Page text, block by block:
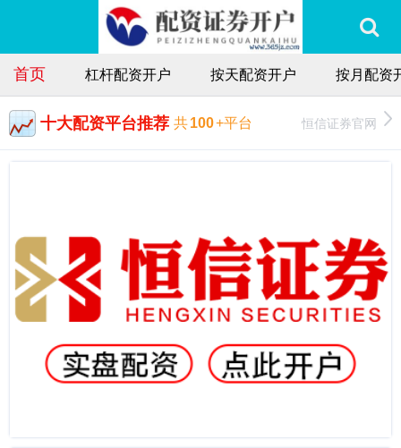
首页 杠杆配资开户 按天配资开户 按月配资
十大配资平台推荐 共100+平台 恒信证券官网